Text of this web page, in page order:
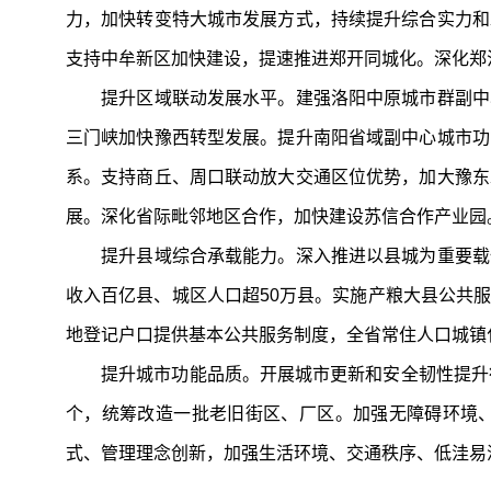
力，加快转变特大城市发展方式，持续提升综合实力
支持中牟新区加快建设，提速推进郑开同城化。深化
提升区域联动发展水平。建强洛阳中原城市群副中
三门峡加快豫西转型发展。提升南阳省域副中心城市
系。支持商丘、周口联动放大交通区位优势，加大豫
展。深化省际毗邻地区合作，加快建设苏信合作产业园
提升县域综合承载能力。深入推进以县城为重要载
收入百亿县、城区人口超50万县。实施产粮大县公共
地登记户口提供基本公共服务制度，全省常住人口城
提升城市功能品质。开展城市更新和安全韧性提升
个，统筹改造一批老旧街区、厂区。加强无障碍环
式、管理理念创新，加强生活环境、交通秩序、低洼